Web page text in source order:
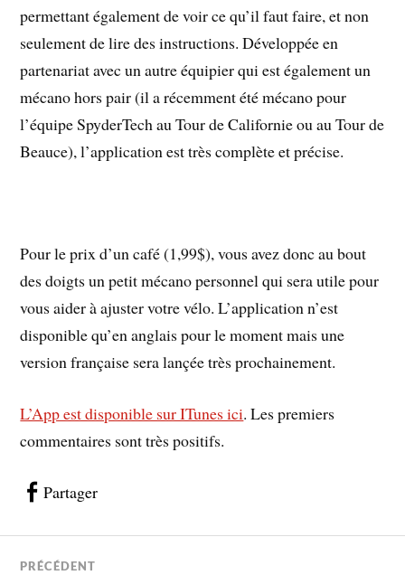
permettant également de voir ce qu’il faut faire, et non
seulement de lire des instructions. Développée en
partenariat avec un autre équipier qui est également un
mécano hors pair (il a récemment été mécano pour
l’équipe SpyderTech au Tour de Californie ou au Tour de
Beauce), l’application est très complète et précise.
Pour le prix d’un café (1,99$), vous avez donc au bout
des doigts un petit mécano personnel qui sera utile pour
vous aider à ajuster votre vélo. L’application n’est
disponible qu’en anglais pour le moment mais une
version française sera lançée très prochainement.
L’App est disponible sur ITunes ici. Les premiers
commentaires sont très positifs.
Partager
PRÉCÉDENT